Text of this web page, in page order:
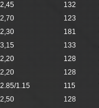
2,45 132
2,70 123
2,30 181
3,15 133
2,20 128
2,20 128
2.85/1.15 115
2,50 128